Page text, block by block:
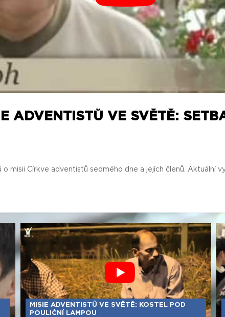
ADVENTISTŮ VE SVĚTĚ:
misii Církve adventistů sedmého dne a jejích členů. Aktuální
MISIE ADVENTISTŮ VE SVĚTĚ: KOSTEL POD
POULIČNÍ LAMPOU